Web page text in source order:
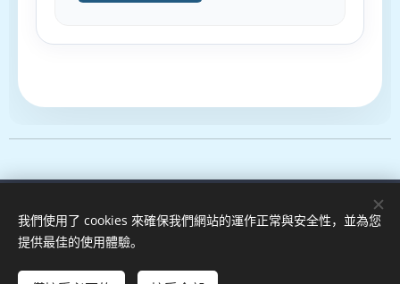
Languages
我們使用了 cookies 來確保我們網站的運作正常與安全性，並為您
提供最佳的使用體驗。